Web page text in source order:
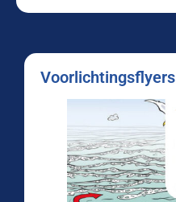
Voorlichtingsflyers